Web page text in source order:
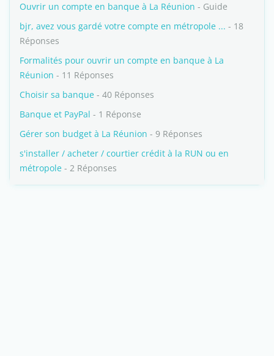
Ouvrir un compte en banque à La Réunion - Guide
bjr, avez vous gardé votre compte en métropole ... - 18
Réponses
Formalités pour ouvrir un compte en banque à La
Réunion - 11 Réponses
Choisir sa banque - 40 Réponses
Banque et PayPal - 1 Réponse
Gérer son budget à La Réunion - 9 Réponses
s'installer / acheter / courtier crédit à la RUN ou en
métropole - 2 Réponses